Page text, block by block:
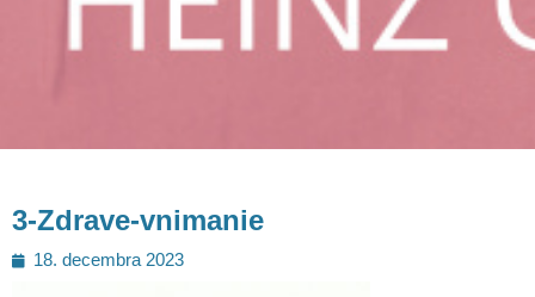
3-Zdrave-vnimanie
Posted
18. decembra 2023